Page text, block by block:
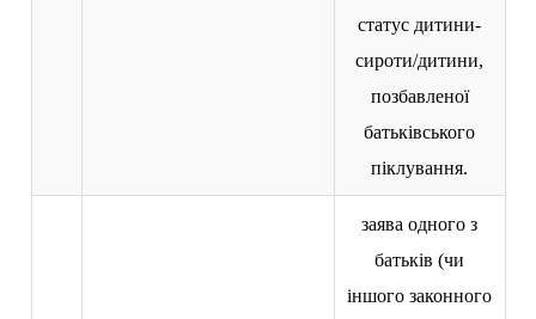
статус дитини-
сироти/дитини,
позбавленої
батьківського
піклування.
заява одного з
батьків (чи
іншого законного